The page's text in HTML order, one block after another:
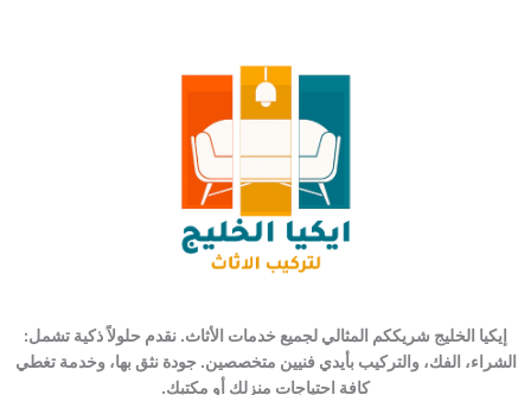
إيكيا الخليج شريككم المثالي لجميع خدمات الأثاث. نقدم حلولاً ذكية تشمل:
الشراء، الفك، والتركيب بأيدي فنيين متخصصين. جودة نثق بها، وخدمة تغطي
كافة احتياجات منزلك أو مكتبك.